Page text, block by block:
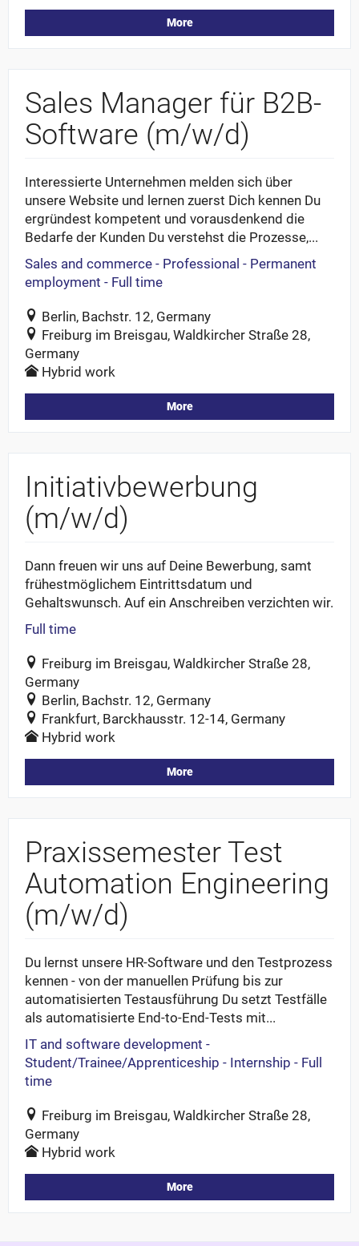
More
Sales Manager für B2B-
Software (m/w/d)
Interessierte Unternehmen melden sich über
unsere Website und lernen zuerst Dich kennen Du
ergründest kompetent und vorausdenkend die
Bedarfe der Kunden Du verstehst die Prozesse,...
Sales and commerce - Professional - Permanent
employment - Full time
Berlin, Bachstr. 12, Germany
Freiburg im Breisgau, Waldkircher Straße 28,
Germany
Hybrid work
More
Initiativbewerbung
(m/w/d)
Dann freuen wir uns auf Deine Bewerbung, samt
frühestmöglichem Eintrittsdatum und
Gehaltswunsch. Auf ein Anschreiben verzichten wir.
Full time
Freiburg im Breisgau, Waldkircher Straße 28,
Germany
Berlin, Bachstr. 12, Germany
Frankfurt, Barckhausstr. 12-14, Germany
Hybrid work
More
Praxissemester Test
Automation Engineering
(m/w/d)
Du lernst unsere HR-Software und den Testprozess
kennen - von der manuellen Prüfung bis zur
automatisierten Testausführung Du setzt Testfälle
als automatisierte End-to-End-Tests mit...
IT and software development -
Student/Trainee/Apprenticeship - Internship - Full
time
Freiburg im Breisgau, Waldkircher Straße 28,
Germany
Hybrid work
More